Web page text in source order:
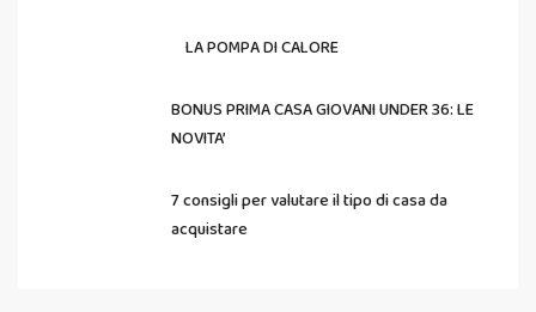
LA POMPA DI CALORE
BONUS PRIMA CASA GIOVANI UNDER 36: LE
NOVITA’
7 consigli per valutare il tipo di casa da
acquistare